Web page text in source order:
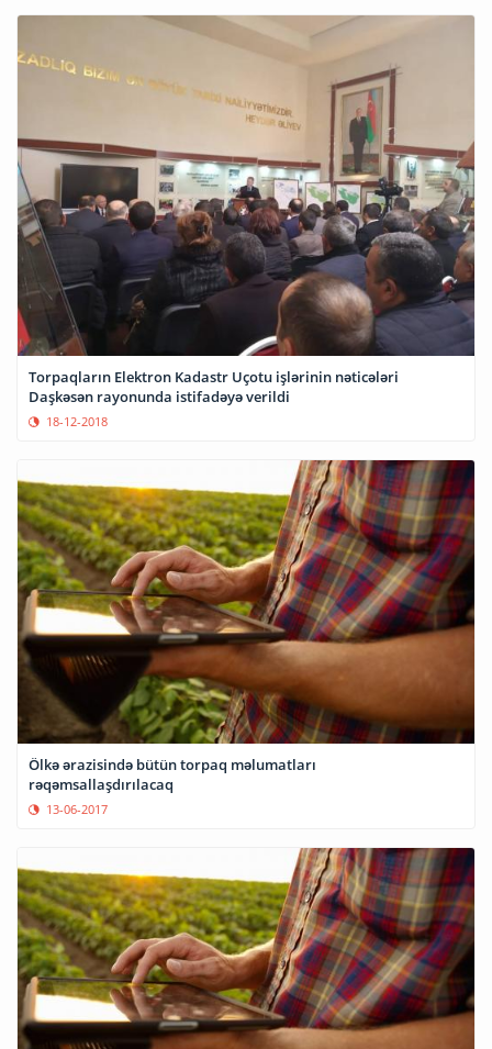
Torpaqların Elektron Kadastr Uçotu işlərinin nəticələri
Daşkəsən rayonunda istifadəyə verildi
18-12-2018
Ölkə ərazisində bütün torpaq məlumatları
rəqəmsallaşdırılacaq
13-06-2017